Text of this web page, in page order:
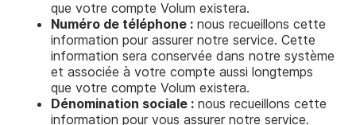
que votre compte Volum existera.
Numéro de téléphone : nous recueillons cette
information pour assurer notre service. Cette
information sera conservée dans notre système
et associée à votre compte aussi longtemps
que votre compte Volum existera.
Dénomination sociale : nous recueillons cette
information pour vous assurer notre service.